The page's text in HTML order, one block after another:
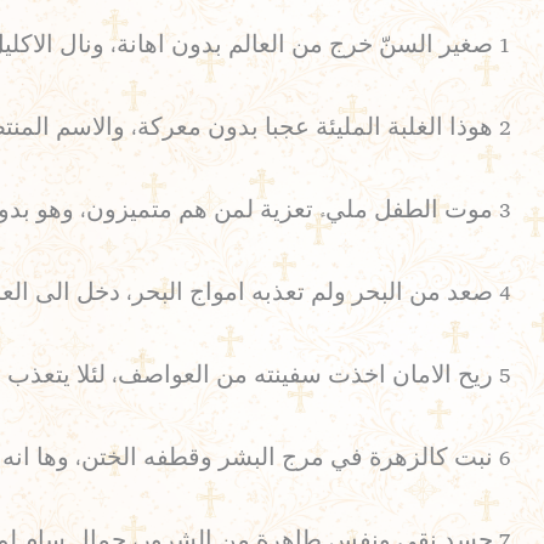
1 صغير السنّ خرج من العالم بدون اهانة، ونال الاكليل بدون جهاد البرارة،
2 هوذا الغلبة المليئة عجبا بدون معركة، والاسم المنتصر المليء عجبا بدون حرب،
3 موت الطفل مليء تعزية لمن هم متميزون، وهو بدون الم لمن ينظر بتمييز،
4 صعد من البحر ولم تعذبه امواج البحر، دخل الى العالم وخرج منه بدون ذنوب،
5 ريح الامان اخذت سفينته من العواصف، لئلا يتعذب بين امواج العالم-البحر،
6 نبت كالزهرة في مرج البشر وقطفه الختن، وها انه مصفوف في اكليله وهو جميل،